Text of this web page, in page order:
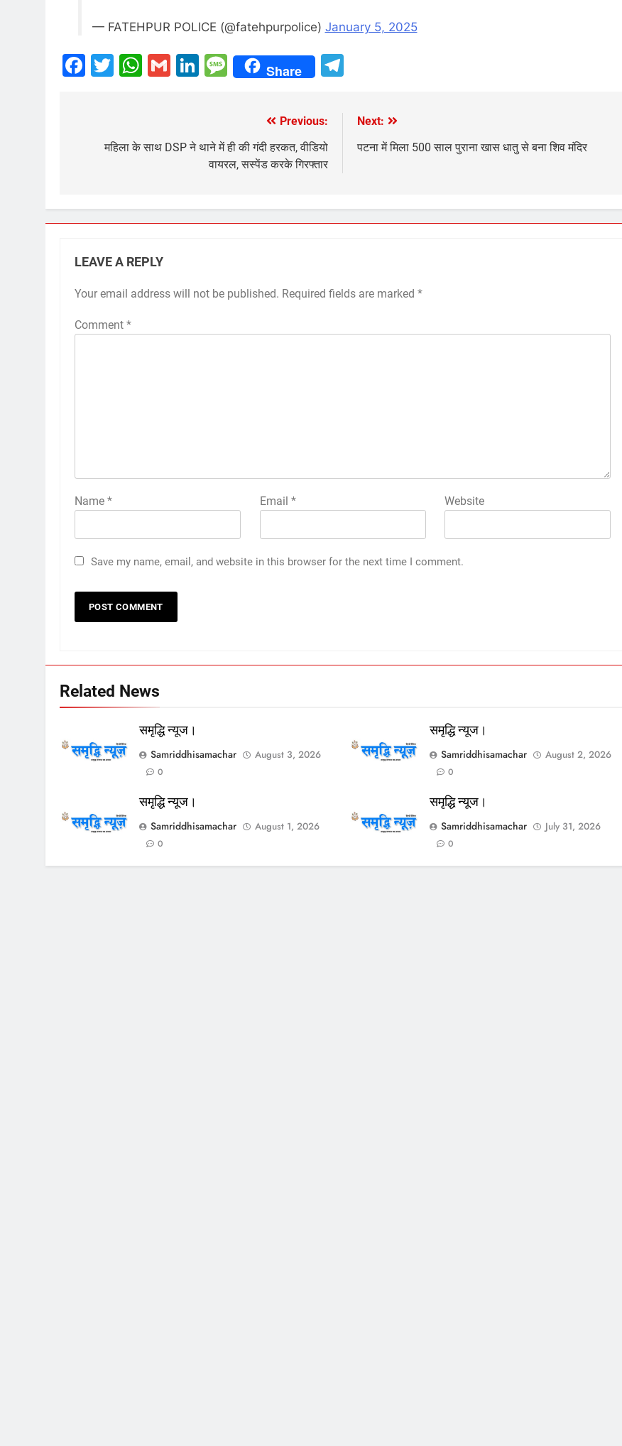
— FATEHPUR POLICE (@fatehpurpolice) January 5, 2025
Facebook
Twitter
WhatsApp
GmailLinkedIn
Message
Share
navigation
Previous:
महिला के साथ DSP ने थाने में ही की गंदी हरकत, वीडियो
वायरल, सस्पेंड करके गिरफ्तार
Next:
पटना में मिला 500 साल पुराना खास धातु से बना शिव मंदिर
LEAVE A REPLY
Your email address will not be published. Required fields are marked *
Comment *
Name * Email * Website
Save my name, email, and website in this browser for the next time I comment.
Related News
समृद्धि न्यूज।
Samriddhisamachar
August 3, 2026
0
समृद्धि न्यूज।
Samriddhisamachar
August 2, 2026
0
समृद्धि न्यूज।
Samriddhisamachar
August 1, 2026
0
समृद्धि न्यूज।
Samriddhisamachar
July 31, 2026
0